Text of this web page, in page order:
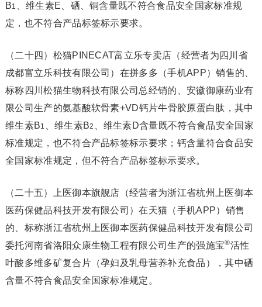
B1
、维生素E、硒、铜含量既不符合食品安全国家标准规
定，也不符合产品标签标示要求。
（二十四）松猫PINECAT富立乐专卖店（经营者为四川省
成都富立乐科技有限公司）在拼多多（手机APP）销售的、
标称四川松猫生物科技有限公司总经销的、安徽御康药业有
限公司生产的氨基酸软骨素+VD钙片牛骨胶原蛋白肽，其中
维生素B1 、维生素B2
、维生素D含量既不符合食品安全国家
标准规定，也不符合产品标签标示要求；钙含量符合食品安
全国家标准规定，但不符合产品标签标示要求。
（二十五）上医御本旗舰店（经营者为浙江省杭州上医御本
医药保健品科技开发有限公司）在天猫（手机APP）销售
的、标称浙江省杭州上医御本医药保健品科技开发有限公司
委托河南省洛阳众康生物工程有限公司生产的强施宝®活性
叶酸多维多矿复合片（孕妇及乳母营养补充食品），其中硒
含量不符合食品安全国家标准规定。